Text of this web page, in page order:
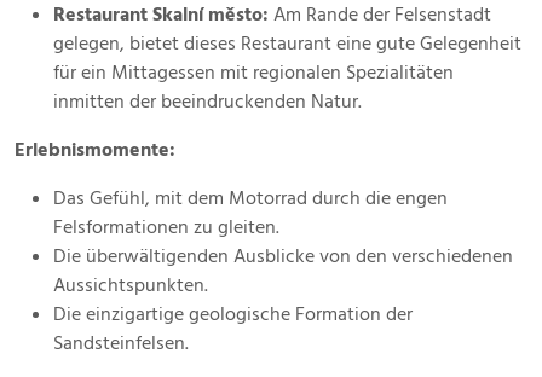
Restaurant Skalní město: Am Rande der Felsenstadt
gelegen, bietet dieses Restaurant eine gute Gelegenheit
für ein Mittagessen mit regionalen Spezialitäten
inmitten der beeindruckenden Natur.
Erlebnismomente:
Das Gefühl, mit dem Motorrad durch die engen
Felsformationen zu gleiten.
Die überwältigenden Ausblicke von den verschiedenen
Aussichtspunkten.
Die einzigartige geologische Formation der
Sandsteinfelsen.